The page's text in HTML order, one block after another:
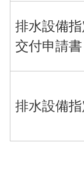
排水設備
交付申請書
排水設備